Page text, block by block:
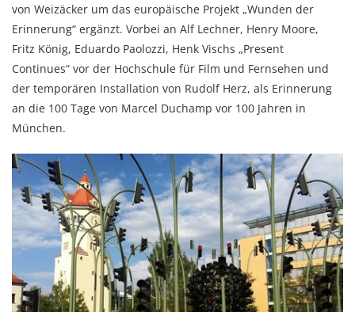
von Weizäcker um das europäische Projekt „Wunden der
Erinnerung“ ergänzt. Vorbei an Alf Lechner, Henry Moore,
Fritz König, Eduardo Paolozzi, Henk Vischs „Present
Continues“ vor der Hochschule für Film und Fernsehen und
der temporären Installation von Rudolf Herz, als Erinnerung
an die 100 Tage von Marcel Duchamp vor 100 Jahren in
München.